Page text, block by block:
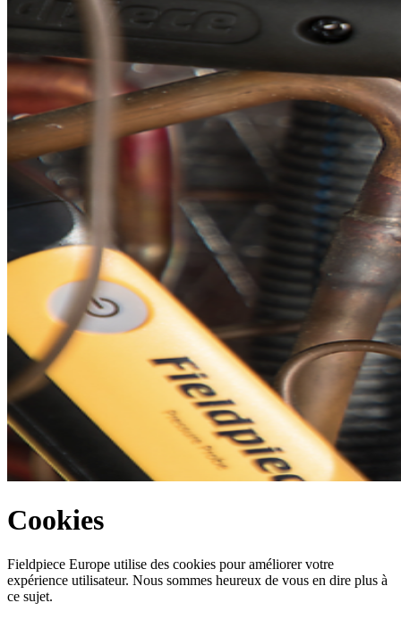
Cookies
Fieldpiece Europe utilise des cookies pour améliorer votre
expérience utilisateur. Nous sommes heureux de vous en dire plus à
ce sujet.